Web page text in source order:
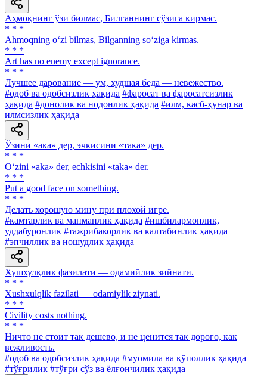
Аҳмоқнинг ўзи билмас, Билганнинг сўзига кирмас.
* * *
Ahmoqning o‘zi bilmas, Bilganning so‘ziga kirmas.
* * *
Art has no enemy except ignorance.
* * *
Лучшее дарование — ум, худшая беда — невежество.
#одоб ва одобсизлик ҳақида #фаросат ва фаросатсизлик
ҳақида #донолик ва нодонлик ҳақида #илм, касб-ҳунар ва
илмсизлик ҳақида
Ўзини «ака» дер, эчкисини «така» дер.
* * *
O‘zini «aka» der, echkisini «taka» der.
* * *
Put a good face on something.
* * *
Делать хорошую мину при плохой игре.
#камтарлик ва манманлик ҳақида #ишбилармонлик,
уддабуронлик #тажрибакорлик ва калтабинлик ҳақида
#эпчиллик ва ношудлик ҳақида
Хушхулқлик фазилати — одамийлик зийнати.
* * *
Xushxulqlik fazilati — odamiylik ziynati.
* * *
Civility costs nothing.
* * *
Ничто не стоит так дешево, и не ценится так дорого, как
вежливость.
#одоб ва одобсизлик ҳақида #муомила ва қўполлик ҳақида
#тўғрилик #тўғри сўз ва ёлғончилик ҳақида